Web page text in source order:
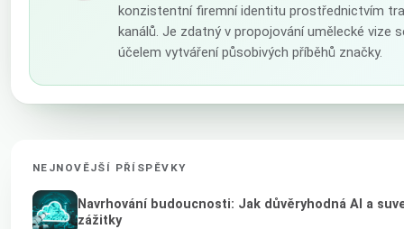
konzistentní firemní identitu prostřednictvím
kanálů. Je zdatný v propojování umělecké vize
účelem vytváření působivých příběhů značky.
NEJNOVĚJŠÍ PŘÍSPĚVKY
Navrhování budoucnosti: Jak důvěryhodná AI a
zážitky